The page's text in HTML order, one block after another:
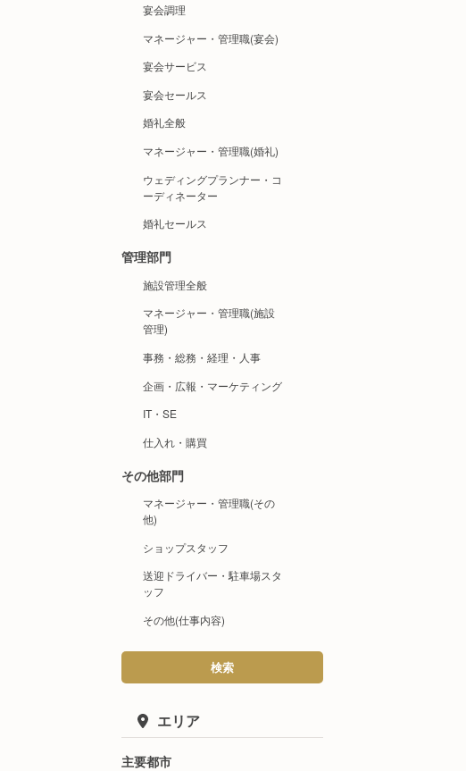
宴会調理
マネージャー・管理職(宴会)
宴会サービス
宴会セールス
婚礼全般
マネージャー・管理職(婚礼)
ウェディングプランナー・コ
ーディネーター
婚礼セールス
管理部門
施設管理全般
マネージャー・管理職(施設
管理)
事務・総務・経理・人事
企画・広報・マーケティング
IT・SE
仕入れ・購買
その他部門
マネージャー・管理職(その
他)
ショップスタッフ
送迎ドライバー・駐車場スタ
ッフ
その他(仕事内容)
検索
エリア
主要都市